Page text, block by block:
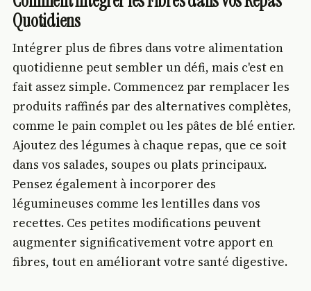
Quotidiens
Intégrer plus de fibres dans votre alimentation
quotidienne peut sembler un défi, mais c'est en
fait assez simple. Commencez par remplacer les
produits raffinés par des alternatives complètes,
comme le pain complet ou les pâtes de blé entier.
Ajoutez des légumes à chaque repas, que ce soit
dans vos salades, soupes ou plats principaux.
Pensez également à incorporer des
légumineuses comme les lentilles dans vos
recettes. Ces petites modifications peuvent
augmenter significativement votre apport en
fibres, tout en améliorant votre santé digestive.